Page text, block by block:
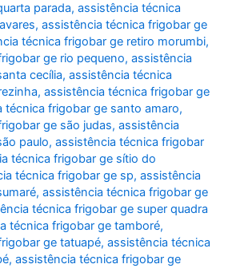
parada,assistência técnica
,assistência técnica frigobar ge
técnica frigobar ge retiro morumbi,
ge rio pequeno,assistência
cecília,assistência técnica
,assistência técnica frigobar ge
técnica frigobar ge santo amaro,
ge são judas,assistência
paulo,assistência técnica frigobar
técnica frigobar ge sítio do
técnica frigobar ge sp,assistência
,assistência técnica frigobar ge
técnica frigobar ge super quadra
técnica frigobar ge tamboré,
ge tatuapé,assistência técnica
,assistência técnica frigobar ge